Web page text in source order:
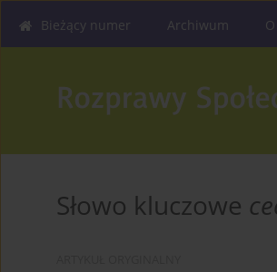
Bieżący numer Archiwum
Słowo kluczowe